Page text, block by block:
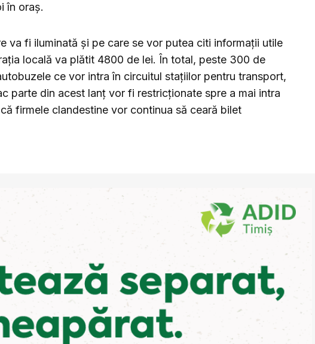
în oraș.
va fi iluminată și pe care se vor putea citi informații utile
locală va plătit 4800 de lei. În total, peste 300 de
ce vor intra în circuitul stațiilor pentru transport,
parte din acest lanț vor fi restricționate spre a mai intra
firmele clandestine vor continua să ceară bilet